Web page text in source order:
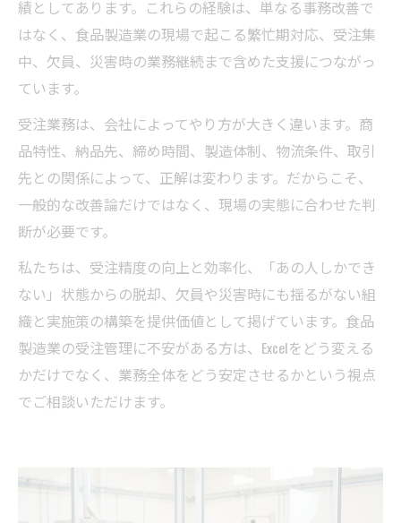
績としてあります。これらの経験は、単なる事務改善で
はなく、食品製造業の現場で起こる繁忙期対応、受注集
中、欠員、災害時の業務継続まで含めた支援につながっ
ています。
受注業務は、会社によってやり方が大きく違います。商
品特性、納品先、締め時間、製造体制、物流条件、取引
先との関係によって、正解は変わります。だからこそ、
一般的な改善論だけではなく、現場の実態に合わせた判
断が必要です。
私たちは、受注精度の向上と効率化、「あの人しかでき
ない」状態からの脱却、欠員や災害時にも揺るがない組
織と実施策の構築を提供価値として掲げています。食品
製造業の受注管理に不安がある方は、Excelをどう変える
かだけでなく、業務全体をどう安定させるかという視点
でご相談いただけます。